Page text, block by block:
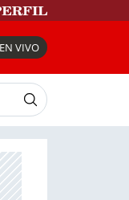
EN VIVO